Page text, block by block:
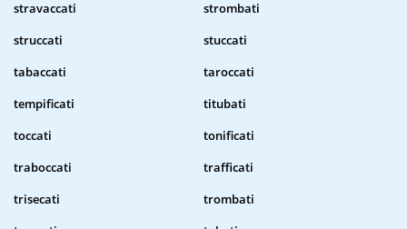
stravaccati
strombati
struccati
stuccati
tabaccati
taroccati
tempificati
titubati
toccati
tonificati
traboccati
trafficati
trisecati
trombati